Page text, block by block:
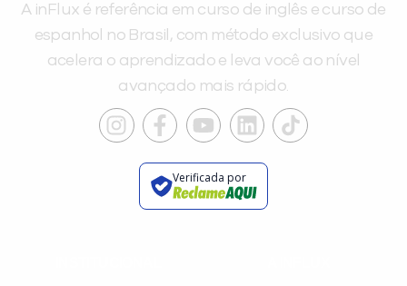
A inFlux é referência em curso de inglês e curso de
espanhol no Brasil, com método exclusivo que
acelera o aprendizado e leva você ao nível
avançado mais rápido.
Verificada por